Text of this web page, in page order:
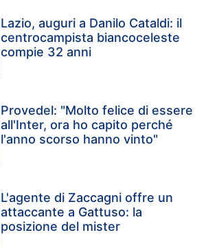
Lazio, auguri a Danilo Cataldi: il
centrocampista biancoceleste
compie 32 anni
Provedel: "Molto felice di essere
all'Inter, ora ho capito perché
l'anno scorso hanno vinto"
L'agente di Zaccagni offre un
attaccante a Gattuso: la
posizione del mister